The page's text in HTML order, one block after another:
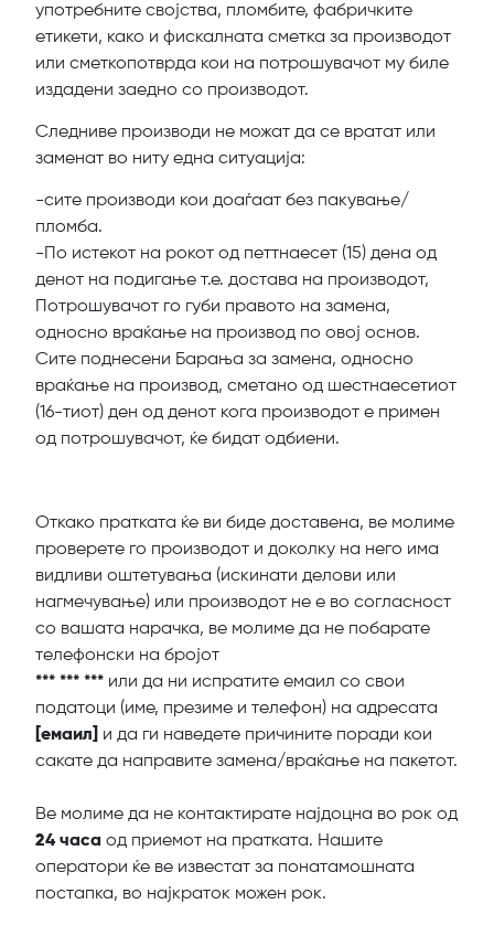
употребните својства, пломбите, фабричките
етикети, како и фискалната сметка за производот
или сметкопотврда кои на потрошувачот му биле
издадени заедно со производот.
Следниве производи не можат да се вратат или
заменат во ниту една ситуација:
-сите производи кои доаѓаат без пакување/
пломба.
-По истекот на рокот од петтнаесет (15) дена од
денот на подигање т.е. достава на производот,
Потрошувачот го губи правото на замена,
односно враќање на производ по овој основ.
Сите поднесени Барања за замена, односно
враќање на производ, сметано од шестнаесетиот
(16-тиот) ден од денот кога производот е примен
од потрошувачот, ќе бидат одбиени.
Откако пратката ќе ви биде доставена, ве молиме
проверете го производот и доколку на него има
видливи оштетувања (искинати делови или
нагмечување) или производот не е во согласност
со вашата нарачка, ве молиме да не побарате
телефонски на бројот
*** *** ***или да ни испратите емаил со свои
податоци (име, презиме и телефон) на адресата
[емаил]
и да ги наведете причините поради кои
сакате да направите замена/враќање на пакетот.
Ве молиме да не контактирате најдоцна во рок од
24 часа од приемот на пратката. Нашите
оператори ќе ве известат за понатамошната
постапка, во најкраток можен рок.